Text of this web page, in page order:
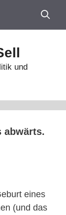
und
abwärts.
eines
(und das